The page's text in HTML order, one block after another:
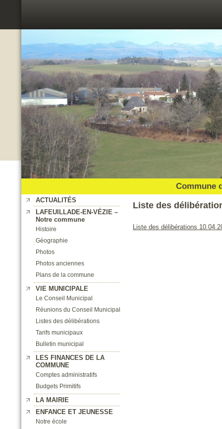
Commune
ACTUALITÉS
LAFEUILLADE-EN-VÉZIE –
Notre commune
Histoire
Géographie
Photos
Photos anciennes
Plans de la commune
VIE MUNICIPALE
Le Conseil Municipal
Réunions du Conseil Municipal
Listes des délibérations
Tarifs municipaux
Bulletin municipal
LES FINANCES DE LA
COMMUNE
Comptes administratifs
Budgets Primitifs
LA MAIRIE
ENFANCE ET JEUNESSE
Notre école
Liste des
Liste des délibérations